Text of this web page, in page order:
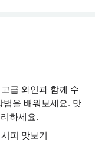
급 와인과 함께 수
을 배워보세요. 맛
하세요.
피 맛보기